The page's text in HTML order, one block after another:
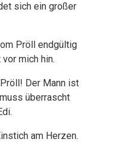
sich ein großer
Pröll endgültig
mich hin.
Der Mann ist
überrascht
am Herzen.